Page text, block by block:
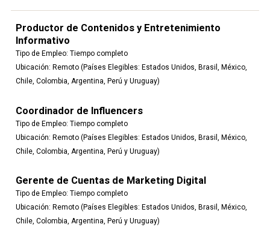
Productor de Contenidos y Entretenimiento
Informativo
Tipo de Empleo: Tiempo completo
Ubicación: Remoto (Países Elegibles: Estados Unidos, Brasil, México,
Chile, Colombia, Argentina, Perú y Uruguay)
Coordinador de Influencers
Tipo de Empleo: Tiempo completo
Ubicación: Remoto (Países Elegibles: Estados Unidos, Brasil, México,
Chile, Colombia, Argentina, Perú y Uruguay)
Gerente de Cuentas de Marketing Digital
Tipo de Empleo: Tiempo completo
Ubicación: Remoto (Países Elegibles: Estados Unidos, Brasil, México,
Chile, Colombia, Argentina, Perú y Uruguay)